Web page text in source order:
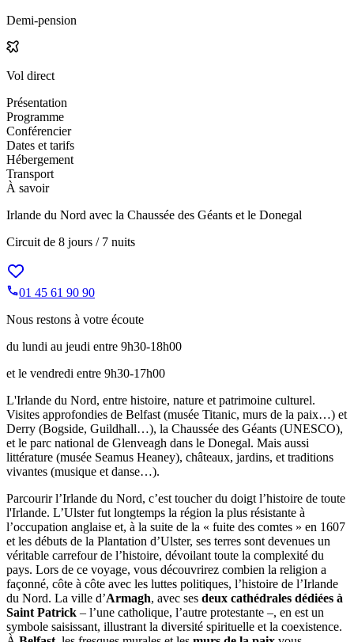
Demi-pension
Vol direct
Présentation
Programme
Conférencier
Dates et tarifs
Hébergement
Transport
À savoir
Irlande du Nord avec la Chaussée des Géants et le Donegal
Circuit de 8 jours / 7 nuits
01 45 61 90 90
Nous restons à votre écoute
du lundi au jeudi entre 9h30-18h00
et le vendredi entre 9h30-17h00
L'Irlande du Nord, entre histoire, nature et patrimoine culturel.
Visites approfondies de Belfast (musée Titanic, murs de la paix…) et
Derry (Bogside, Guildhall…), la Chaussée des Géants (UNESCO),
et le parc national de Glenveagh dans le Donegal. Mais aussi
littérature (musée Seamus Heaney), châteaux, jardins, et traditions
vivantes (musique et danse…).
Parcourir l’Irlande du Nord, c’est toucher du doigt l’histoire de toute
l'Irlande. L’Ulster fut longtemps la région la plus résistante à
l’occupation anglaise et, à la suite de la « fuite des comtes » en 1607
et les débuts de la Plantation d’Ulster, ses terres sont devenues un
véritable carrefour de l’histoire, dévoilant toute la complexité du
pays. Lors de ce voyage, vous découvrirez combien la religion a
façonné, côte à côte avec les luttes politiques, l’histoire de l’Irlande
du Nord. La ville d’Armagh, avec ses deux cathédrales dédiées à
Saint Patrick – l’une catholique, l’autre protestante –, en est un
symbole saisissant, illustrant la diversité spirituelle et la coexistence.